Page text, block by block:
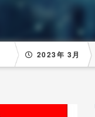
2023年 3月